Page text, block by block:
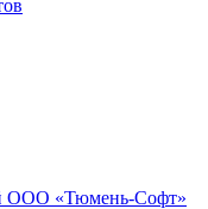
ООО «Тюмень-Софт»